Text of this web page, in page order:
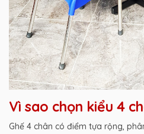
Vì sao chọn kiểu 4
Ghế 4 chân có điểm tựa rộng,